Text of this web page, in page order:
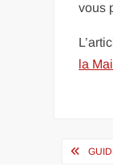
vous
la